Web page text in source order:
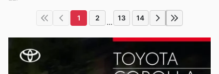
1 2 ... 13 14